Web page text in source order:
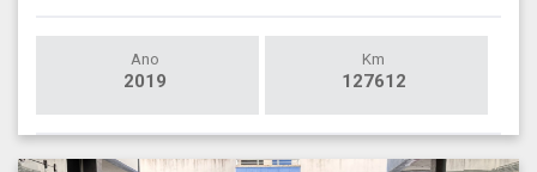
Ano
2019
Km
127612